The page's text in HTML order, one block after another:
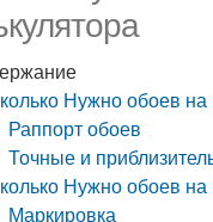
Нужно обоев на
Раппорт обоев
Точные и
Нужно обоев на
Маркировка